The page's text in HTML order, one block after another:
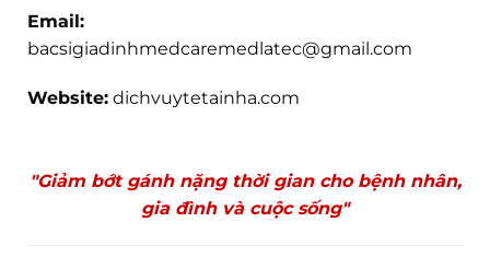
Email:
bacsigiadinhmedcaremedlatec@gmail.com
Website: dichvuytetainha.com
"Giảm bớt gánh nặng thời gian cho bệnh nhân,
gia đình và cuộc sống"